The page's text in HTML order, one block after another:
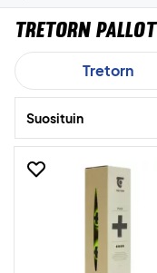
Tretorn Pallot
Tretorn
Suosituin